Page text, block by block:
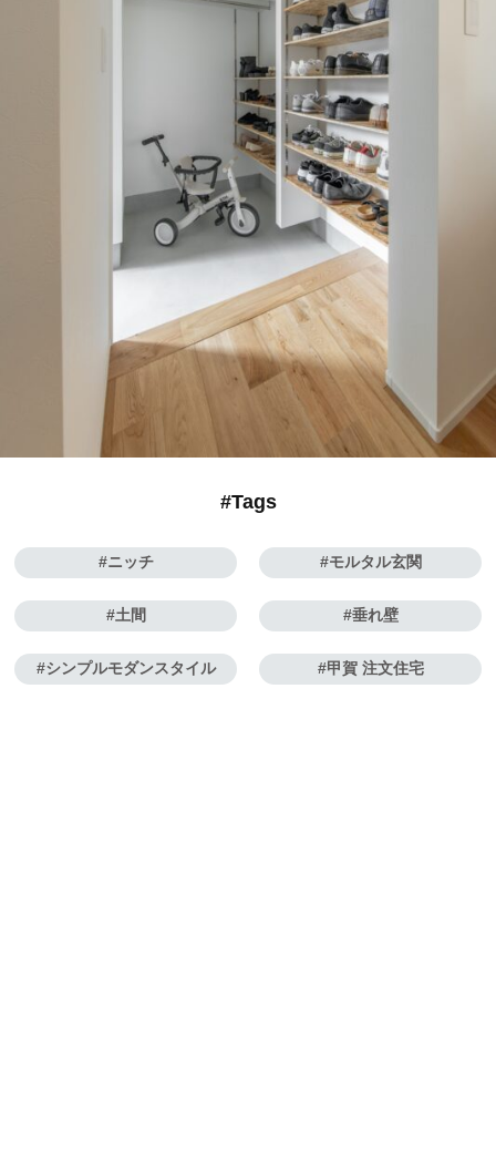
#Tags
ニッチ モルタル玄関
土間 垂れ壁
シンプルモダンスタイル 甲賀 注文住宅